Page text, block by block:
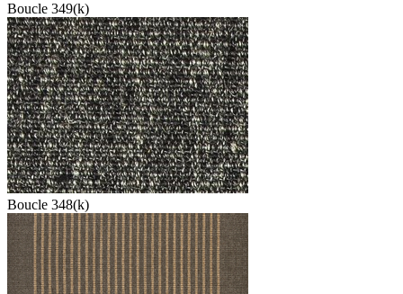
Boucle 349(k)
Boucle 348(k)